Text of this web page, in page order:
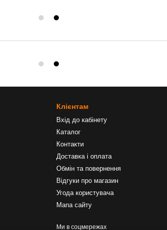
Клієнтам
Вхід до кабінету
Каталог
Контакти
Доставка і оплата
Обмін та повернення
Відгуки про магазин
Угода користувача
Мапа сайту
Ми в соцмережах